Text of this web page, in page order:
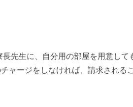
長先生に、自分用の部屋を用意し
ャージをしなければ、請求される